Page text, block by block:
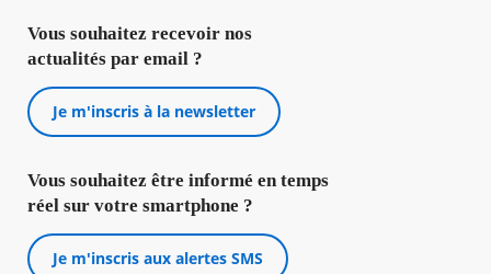
Vous souhaitez recevoir nos
actualités par email ?
Je m'inscris à la newsletter
Vous souhaitez être informé en temps
réel sur votre smartphone ?
Je m'inscris aux alertes SMS